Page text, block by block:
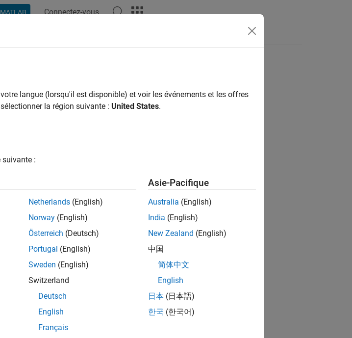
Connectez-vous
How useful was this information?
langue (lorsqu'il est disponible) et voir les événements et les offres
la région suivante : United States.
suivante :
Netherlands (English)
Norway (English)
Österreich (Deutsch)
Portugal (English)
Sweden (English)
Switzerland
Deutsch
English
Français
Asie-Pacifique
Australia (English)
India (English)
New Zealand (English)
中国
简体中文
English
日本 (日本語)
한국 (한국어)